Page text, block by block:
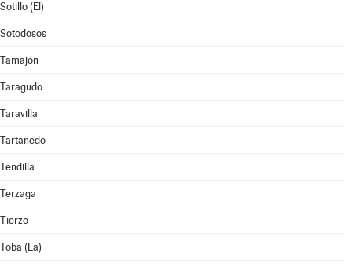
Sotillo (El)
Sotodosos
Tamajón
Taragudo
Taravilla
Tartanedo
Tendilla
Terzaga
Tierzo
Toba (La)